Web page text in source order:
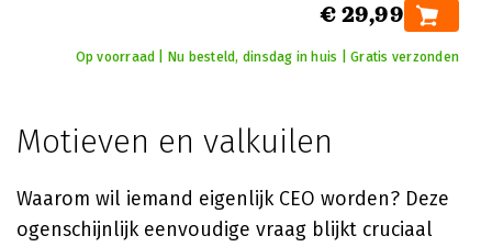
€ 29,99
Op voorraad | Nu besteld, dinsdag in huis | Gratis verzonden
Motieven en valkuilen
Waarom wil iemand eigenlijk CEO worden? Deze
ogenschijnlijk eenvoudige vraag blijkt cruciaal